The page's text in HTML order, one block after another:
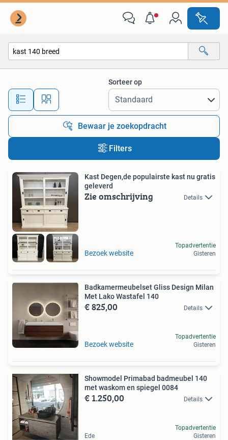
Alle afstanden…
Sorteer op
Bewaar je zoekopdracht
Filters
Kast Degen,de populairste kast nu gratis
geleverd
Zie omschrijving Details
Bezoek website
Topadvertentie
Gisteren
Badkamermeubelset Gliss Design Milan
Met Lako Wastafel 140
€ 825,00 Details
Bezoek website
Topadvertentie
Gisteren
Showmodel Primabad badmeubel 140
met waskom en spiegel 0084
€ 1.250,00 Details
Ede
Topadvertentie
Gisteren